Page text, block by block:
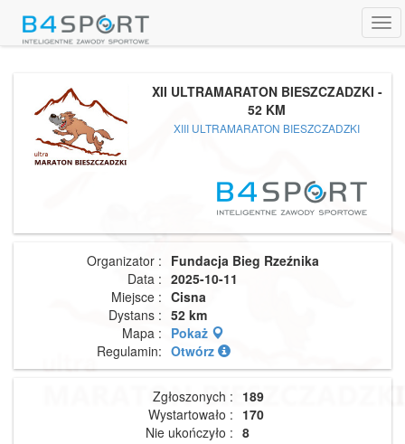
XII ULTRAMARATON BIESZCZADZKI -
52 KM
XIII ULTRAMARATON BIESZCZADZKI
Organizator : Fundacja Bieg Rzeźnika
Data : 2025-10-11
Miejsce : Cisna
Dystans : 52 km
Mapa : Pokaż
Regulamin: Otwórz
Zgłoszonych : 189
Wystartowało : 170
Nie ukończyło : 8